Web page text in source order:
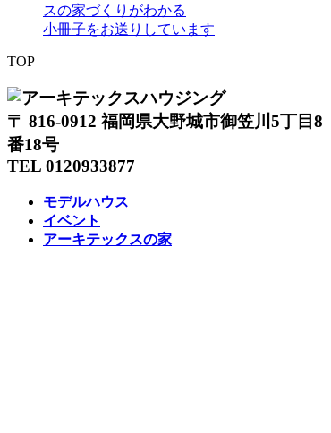
スの家づくりがわかる
小冊子をお送りしています
TOP
〒 816-0912 福岡県大野城市御笠川5丁目8
番18号
TEL 0120933877
モデルハウス
イベント
アーキテックスの家